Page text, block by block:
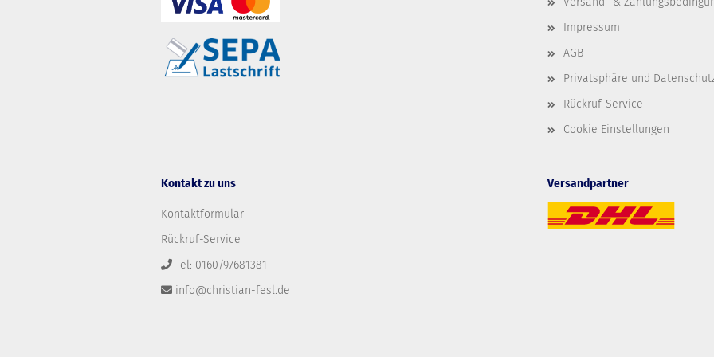
Impressum
AGB
Privatsphäre und
Rückruf-Service
Cookie Einstellungen
Kontakt zu uns
Kontaktformular
Rückruf-Service
Tel: 0160/97681381
info@christian-fesl.de
Versandpartner